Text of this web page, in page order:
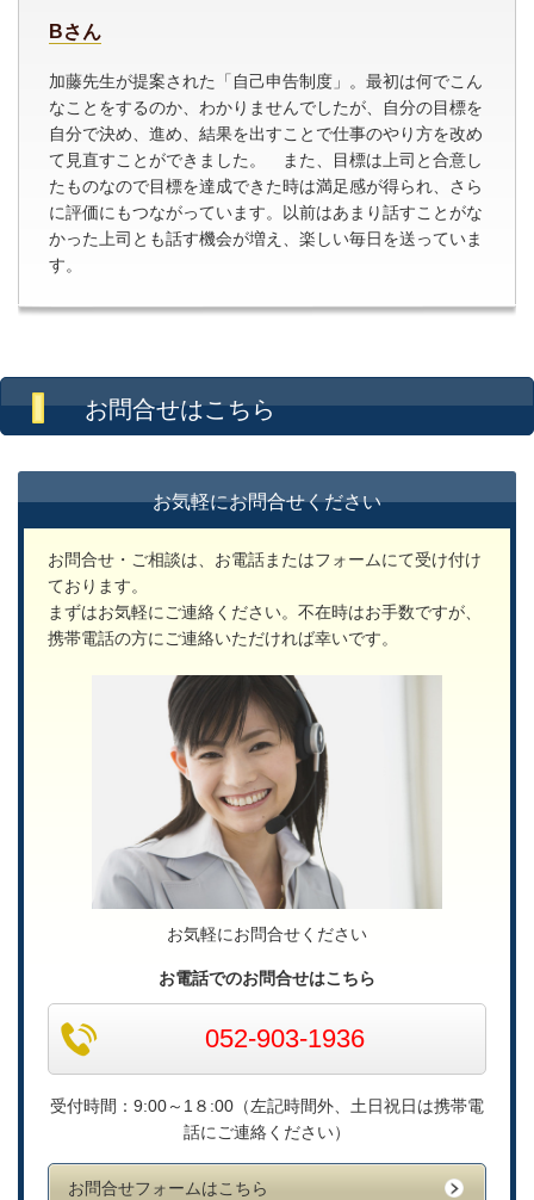
Bさん
加藤先生が提案された「自己申告制度」。最初は何でこん
なことをするのか、わかりませんでしたが、自分の目標を
自分で決め、進め、結果を出すことで仕事のやり方を改め
て見直すことができました。 また、目標は上司と合意し
たものなので目標を達成できた時は満足感が得られ、さら
に評価にもつながっています。以前はあまり話すことがな
かった上司とも話す機会が増え、楽しい毎日を送っていま
す。
お問合せはこちら
お気軽にお問合せください
お問合せ・ご相談は、お電話またはフォームにて受け付け
ております。
まずはお気軽にご連絡ください。不在時はお手数ですが、
携帯電話の方にご連絡いただければ幸いです。
お気軽にお問合せください
お電話でのお問合せはこちら
052-903-1936
受付時間：9:00～1８:00（左記時間外、土日祝日は携帯電
話にご連絡ください）
お問合せフォームはこちら